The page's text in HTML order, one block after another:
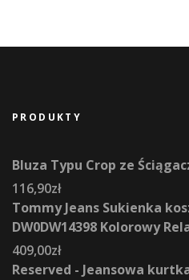
PRODUKTY
Bluza Typu Crop ze
116,90zł
Tommy Jeans Sukienka
DW0DW14398 Kolorowy
409,00zł
Reserved - Jeansowa